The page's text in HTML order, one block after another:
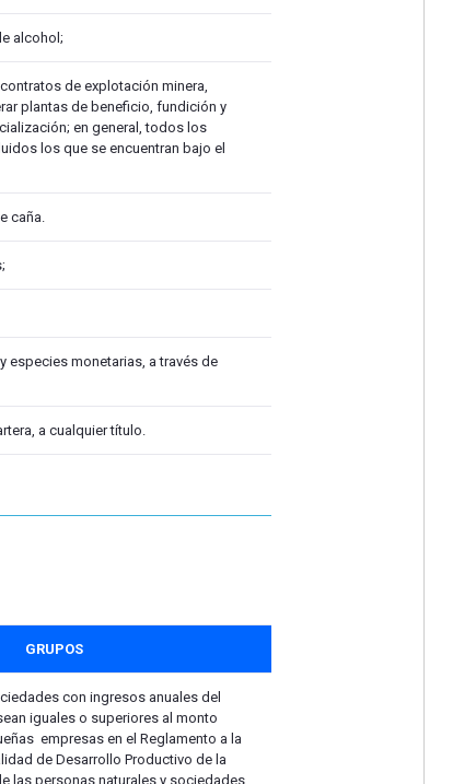
alcohol;
de explotación minera,
plantas de beneficio, fundición y
en general, todos los
los que se encuentran bajo el
caña.
especies monetarias, a través de
a cualquier título.
GRUPOS
con ingresos anuales del
iguales o superiores al monto
empresas en el Reglamento a la
de Desarrollo Productivo de la
las personas naturales y sociedades